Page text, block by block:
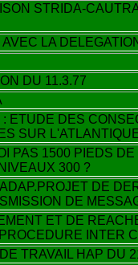
STRIDA-
LA
DU 11.3.77
: ETUDE DES
SUR
PAS 1500 PIEDS
300 ?
DE
DE
ET DE
INTER
TRAVAIL HAP DU